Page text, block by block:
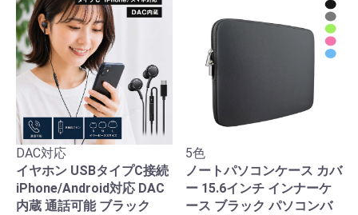
DAC対応
イヤホン USBタイプC接続
iPhone/Android対応 DAC
内蔵 通話可能 ブラック
5色
ノートパソコンケース カバ
ー 15.6インチ インナーケ
ース ブラック パソコンバ